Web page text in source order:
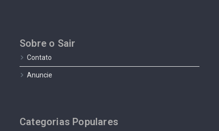
Sobre o Sair
Contato
Anuncie
Categorias Populares